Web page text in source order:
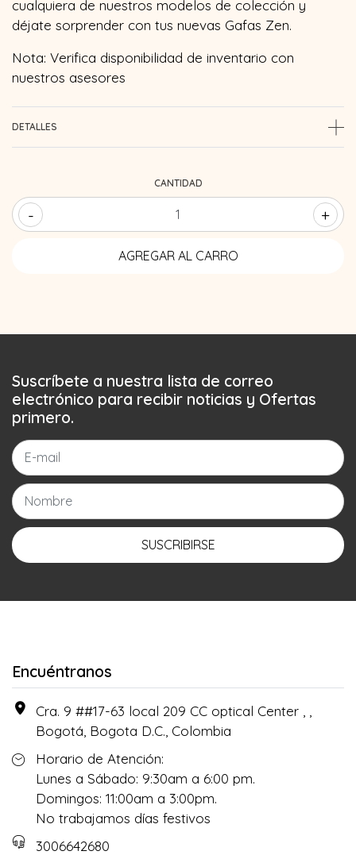
cualquiera de nuestros modelos de colección y
déjate sorprender con tus nuevas Gafas Zen.
Nota: Verifica disponibilidad de inventario con
nuestros asesores
DETALLES
CANTIDAD
- +
Suscríbete a nuestra lista de correo
electrónico para recibir noticias y Ofertas
primero.
SUSCRIBIRSE
Encuéntranos
Cra. 9 ##17-63 local 209 CC optical Center , ,
Bogotá, Bogota D.C., Colombia
Horario de Atención:
Lunes a Sábado: 9:30am a 6:00 pm.
Domingos: 11:00am a 3:00pm.
No trabajamos días festivos
3006642680